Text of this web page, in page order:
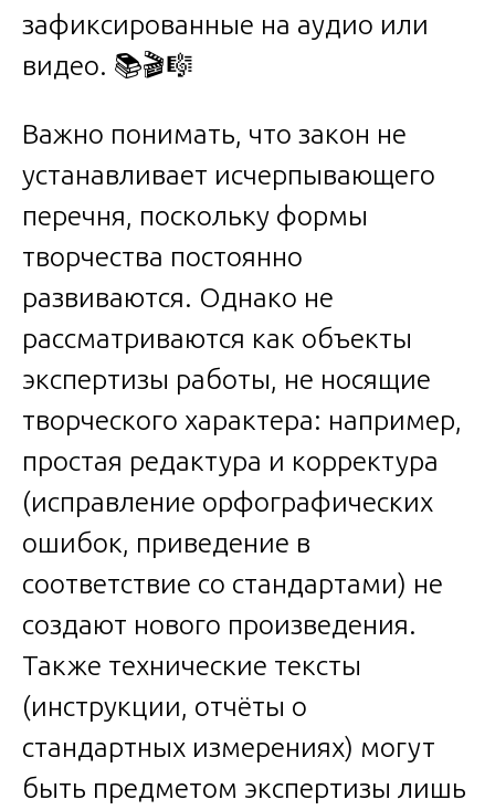
зафиксированные на аудио или
видео. 📚🎬🎼
Важно понимать, что закон не
устанавливает исчерпывающего
перечня, поскольку формы
творчества постоянно
развиваются. Однако не
рассматриваются как объекты
экспертизы работы, не носящие
творческого характера: например,
простая редактура и корректура
(исправление орфографических
ошибок, приведение в
соответствие со стандартами) не
создают нового произведения.
Также технические тексты
(инструкции, отчёты о
стандартных измерениях) могут
быть предметом экспертизы лишь